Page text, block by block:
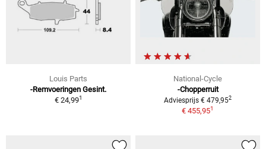
Louis Parts
-Remvoeringen Gesint.
€ 24,991
National-Cycle
-Chopperruit
Adviesprijs € 479,952
€ 455,951